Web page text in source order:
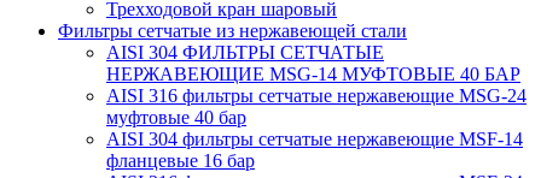
Трехходовой кран шаровый
Фильтры сетчатые из нержавеющей стали
AISI 304 ФИЛЬТРЫ СЕТЧАТЫЕ
НЕРЖАВЕЮЩИЕ MSG-14 МУФТОВЫЕ 40 БАР
AISI 316 фильтры сетчатые нержавеющие MSG-24
муфтовые 40 бар
AISI 304 фильтры сетчатые нержавеющие MSF-14
фланцевые 16 бар